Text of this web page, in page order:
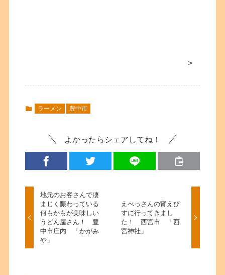
>
ラーメン 豊中市
よかったらシェアしてね！
地元のお客さんで凄
まじく賑わっている
何もかもが美味しい
うどん屋さん！ 豊
中市庄内 「かがみ
や」
えべっさんの宵えび
すに行ってきまし
た！ 西宮市 「西
宮神社」